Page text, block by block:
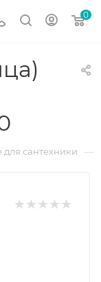
0
сантехники —